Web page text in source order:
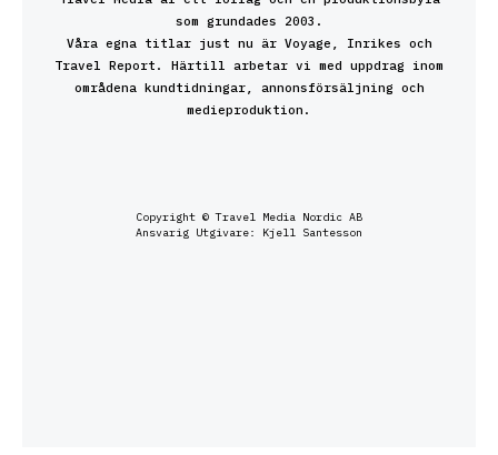
som grundades 2003.
Våra egna titlar just nu är Voyage, Inrikes och
Travel Report. Härtill arbetar vi med uppdrag inom
områdena kundtidningar, annonsförsäljning och
medieproduktion.
Copyright © Travel Media Nordic AB
Ansvarig Utgivare: Kjell Santesson